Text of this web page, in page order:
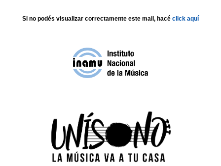
Si no podés visualizar correctamente este mail, hacé click aquí